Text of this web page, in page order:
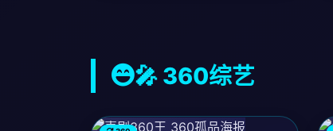
🎤 360综艺